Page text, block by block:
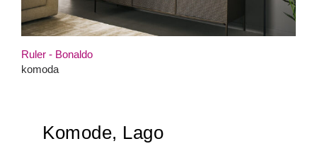
Ruler - Bonaldo
komoda
Komode, Lago